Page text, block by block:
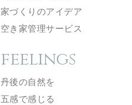
家づくりのアイデア
空き家管理サービス
feelings
丹後の自然を
五感で感じる